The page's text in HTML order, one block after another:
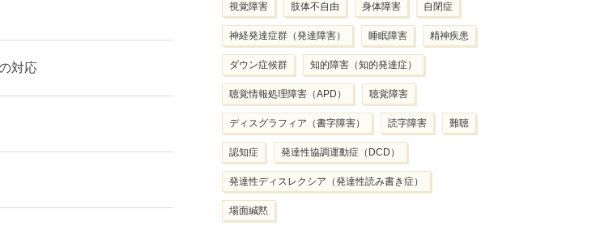
視覚障害 肢体不自由 身体障害 自閉症
神経発達症群（発達障害） 睡眠障害 精神疾患
ダウン症候群 知的障害（知的発達症）
聴覚情報処理障害（APD） 聴覚障害
ディスグラフィア（書字障害） 読字障害 難聴
認知症 発達性協調運動症（DCD）
発達性ディスレクシア（発達性読み書き症）
場面緘黙
対応